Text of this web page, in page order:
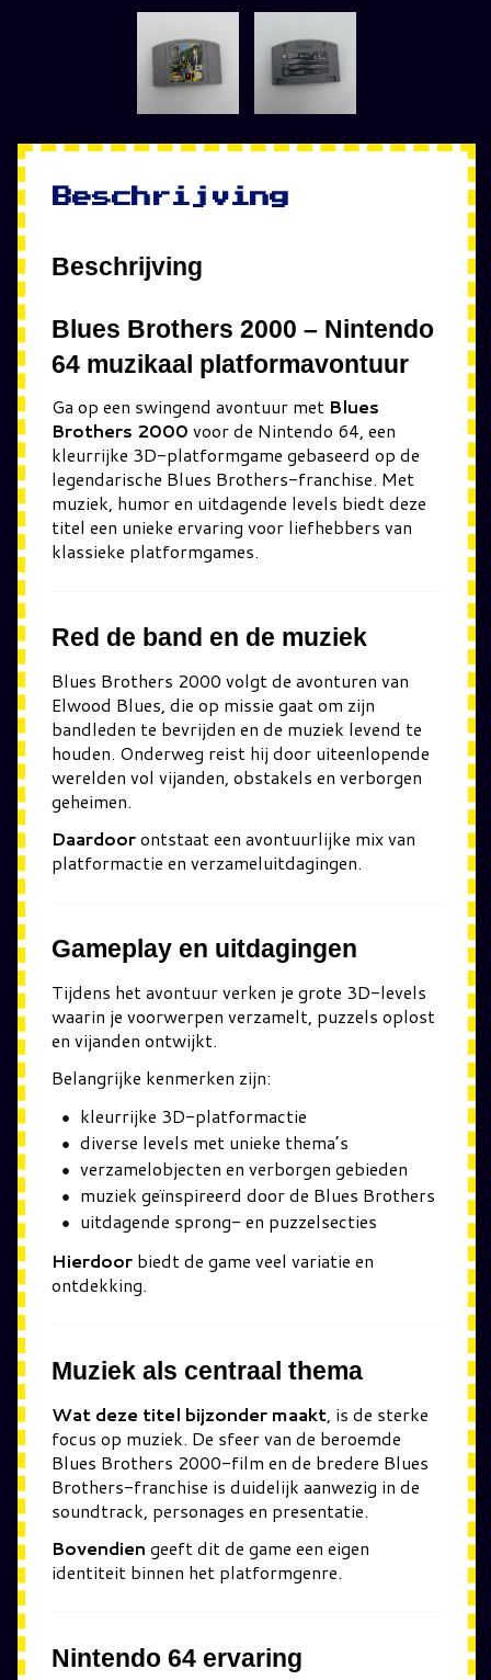
Beschrijving
Beschrijving
Blues Brothers 2000 – Nintendo
64 muzikaal platformavontuur
Ga op een swingend avontuur met Blues
Brothers 2000 voor de Nintendo 64, een
kleurrijke 3D-platformgame gebaseerd op de
legendarische Blues Brothers-franchise. Met
muziek, humor en uitdagende levels biedt deze
titel een unieke ervaring voor liefhebbers van
klassieke platformgames.
Red de band en de muziek
Blues Brothers 2000 volgt de avonturen van
Elwood Blues , die op missie gaat om zijn
bandleden te bevrijden en de muziek levend te
houden. Onderweg reist hij door uiteenlopende
werelden vol vijanden, obstakels en verborgen
geheimen.
Daardoorontstaat een avontuurlijke mix van
platformactie en verzameluitdagingen.
Gameplay en uitdagingen
Tijdens het avontuur verken je grote 3D-levels
waarin je voorwerpen verzamelt, puzzels oplost
en vijanden ontwijkt.
Belangrijke kenmerken zijn:
kleurrijke 3D-platformactie
diverse levels met unieke thema’s
verzamelobjecten en verborgen gebieden
muziek geïnspireerd door de Blues Brothers
uitdagende sprong- en puzzelsecties
Hierdoor biedt de game veel variatie en
ontdekking.
Muziek als centraal thema
Wat deze titel bijzonder maakt , is de sterke
focus op muziek. De sfeer van de beroemde
Blues Brothers 2000-film en de bredere Blues
Brothers-franchise is duidelijk aanwezig in de
soundtrack, personages en presentatie.
Bovendien geeft dit de game een eigen
identiteit binnen het platformgenre.
Nintendo 64 ervaring